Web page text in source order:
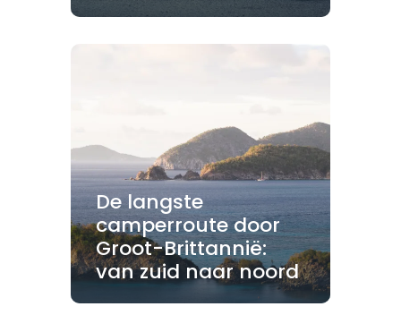
De langste
camperroute door
Groot-Brittannië:
van zuid naar noord